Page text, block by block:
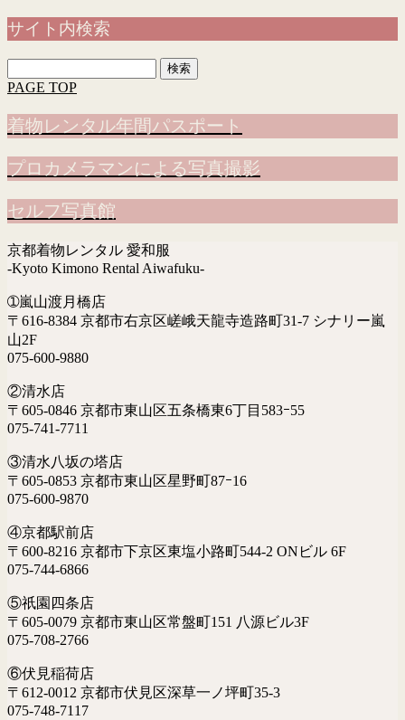
サイト内検索
索:
PAGE TOP
着物レンタル年間パスポート
プロカメラマンによる写真撮影
セルフ写真館
京都着物レンタル 愛和服
-Kyoto Kimono Rental Aiwafuku-
➀嵐山渡月橋店
〒616-8384 京都市右京区嵯峨天龍寺造路町31-7 シナリー嵐
山2F
075-600-9880
②清水店
〒605-0846 京都市東山区五条橋東6丁目583ｰ55
075-741-7711
③清水八坂の塔店
〒605-0853 京都市東山区星野町87ｰ16
075-600-9870
④京都駅前店
〒600-8216 京都市下京区東塩小路町544-2 ONビル 6F
075-744-6866
⑤祇園四条店
〒605-0079 京都市東山区常盤町151 八源ビル3F
075-708-2766
⑥伏見稲荷店
〒612-0012 京都市伏見区深草一ノ坪町35-3
075-748-7117